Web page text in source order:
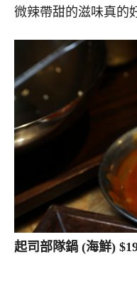
微辣帶甜的滋味真的
起司部隊鍋 (海鮮)